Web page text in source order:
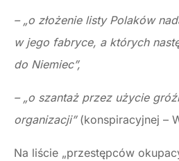
– „o złożenie listy Polaków
w jego fabryce, a których
do Niemiec”,
– „o szantaż przez użycie
organizacji” (konspiracyjnej –
Na liście „przestępców